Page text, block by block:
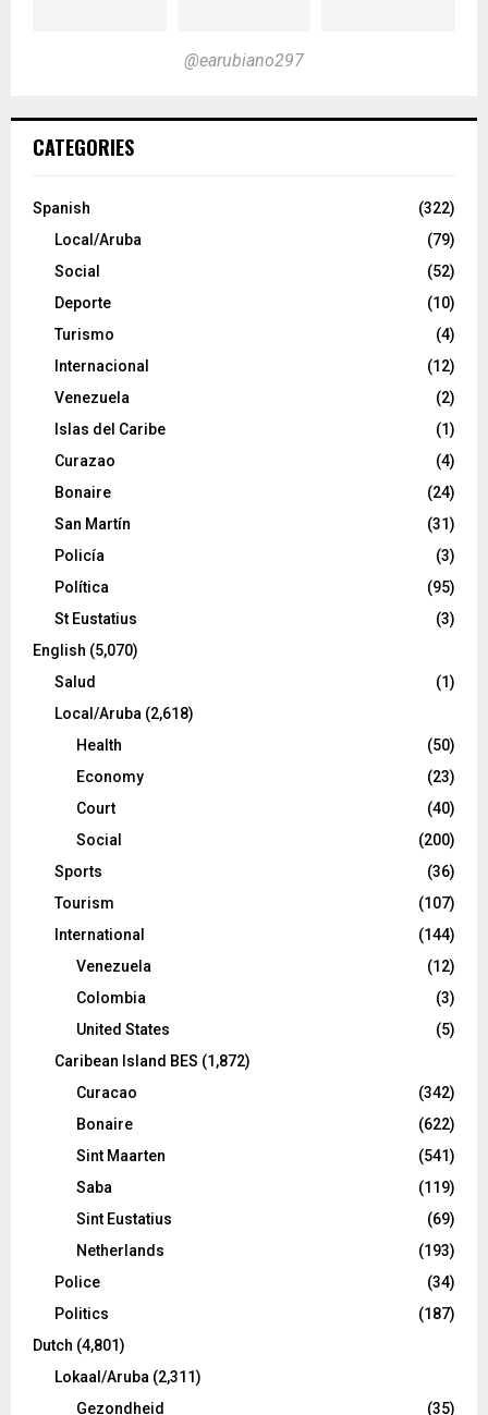
@earubiano297
CATEGORIES
Spanish
(322)
Local/Aruba
(79)
Social
(52)
Deporte
(10)
Turismo
(4)
Internacional
(12)
Venezuela
(2)
Islas del Caribe
(1)
Curazao
(4)
Bonaire
(24)
San Martín
(31)
Policía
(3)
Política
(95)
St Eustatius
(3)
English (5,070)
Salud
(1)
Local/Aruba (2,618)
Health
(50)
Economy
(23)
Court
(40)
Social
(200)
Sports
(36)
Tourism
(107)
International
(144)
Venezuela
(12)
Colombia
(3)
United States
(5)
Caribean Island BES (1,872)
Curacao
(342)
Bonaire
(622)
Sint Maarten
(541)
Saba
(119)
Sint Eustatius
(69)
Netherlands
(193)
Police
(34)
Politics
(187)
Dutch (4,801)
Lokaal/Aruba (2,311)
Gezondheid
(35)